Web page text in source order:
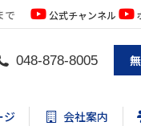
で 公式チャンネル
048-878-8005
ジ 会社案内
ジ 会社案内